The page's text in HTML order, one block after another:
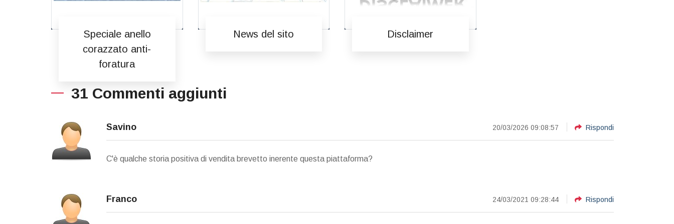
Speciale anello
corazzato anti-
foratura
News del sito Disclaimer
31 Commenti aggiunti
Savino 20/03/2026 09:08:57 Rispondi
C'è qualche storia positiva di vendita brevetto inerente questa piattaforma?
Franco 24/03/2021 09:28:44 Rispondi